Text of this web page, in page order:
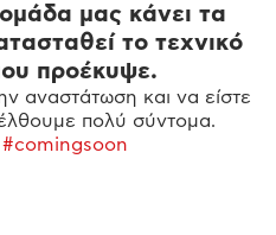
μας κάνει τα
το τεχνικό
προέκυψε.
αναστάτωση και να είστε
πολύ σύντομα.